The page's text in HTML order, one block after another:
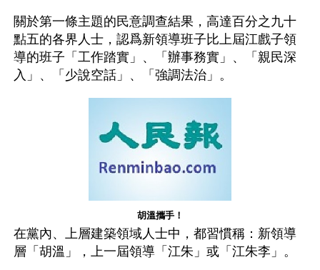
關於第一條主題的民意調查結果，高達百分之九十
點五的各界人士，認爲新領導班子比上屆江戲子領
導的班子「工作踏實」、「辦事務實」、「親民深
入」、「少說空話」、「強調法治」。
胡溫攜手！
在黨內、上層建築領域人士中，都習慣稱：新領導
層「胡溫」，上一屆領導「江朱」或「江朱李」。